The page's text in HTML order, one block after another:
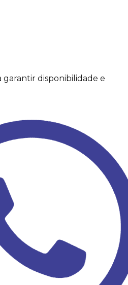
garantir disponibilidade e